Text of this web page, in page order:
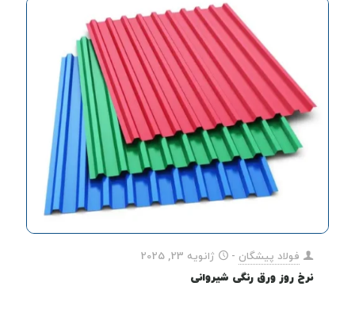
فولاد پیشگان -
ژانویه 23, 2025
نرخ روز ورق رنگی شیروانی